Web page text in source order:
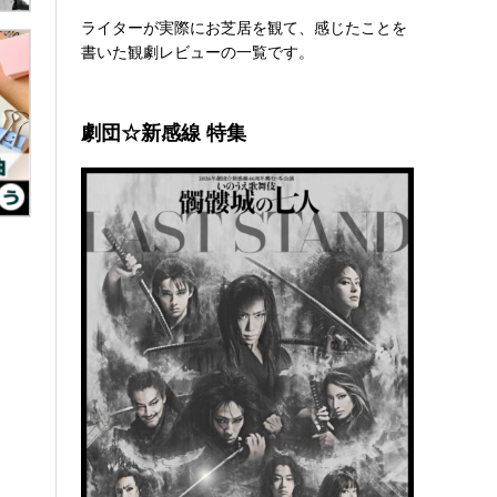
ライターが実際にお芝居を観て、感じたことを
書いた観劇レビューの一覧です。
劇団☆新感線 特集